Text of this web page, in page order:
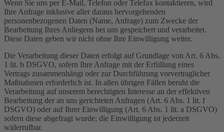
Wenn Sie uns per E-Mail, Telefon oder Telefax kontaktieren, wird
Ihre Anfrage inklusive aller daraus hervorgehenden
personenbezogenen Daten (Name, Anfrage) zum Zwecke der
Bearbeitung Ihres Anliegens bei uns gespeichert und verarbeitet.
Diese Daten geben wir nicht ohne Ihre Einwilligung weiter.
Die Verarbeitung dieser Daten erfolgt auf Grundlage von Art. 6 Abs.
1 lit. b DSGVO, sofern Ihre Anfrage mit der Erfüllung eines
Vertrags zusammenhängt oder zur Durchführung vorvertraglicher
Maßnahmen erforderlich ist. In allen übrigen Fällen beruht die
Verarbeitung auf unserem berechtigten Interesse an der effektiven
Bearbeitung der an uns gerichteten Anfragen (Art. 6 Abs. 1 lit. f
DSGVO) oder auf Ihrer Einwilligung (Art. 6 Abs. 1 lit. a DSGVO)
sofern diese abgefragt wurde; die Einwilligung ist jederzeit
widerrufbar.